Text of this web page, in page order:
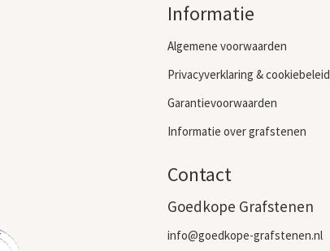
Informatie
Algemene voorwaarden
Privacyverklaring & cookiebeleid
Garantievoorwaarden
Informatie over grafstenen
Contact
Goedkope Grafstenen
info@goedkope-grafstenen.nl